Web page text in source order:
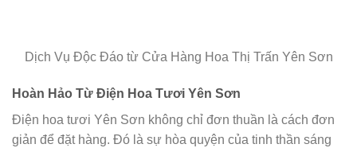
Dịch Vụ Độc Đáo từ Cửa Hàng Hoa Thị Trấn Yên Sơn
Hoàn Hảo Từ Điện Hoa Tươi Yên Sơn
Điện hoa tươi Yên Sơn không chỉ đơn thuần là cách đơn
giản để đặt hàng. Đó là sự hòa quyện của tinh thần sáng